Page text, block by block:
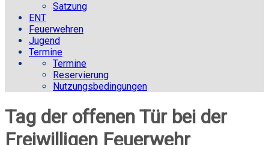
Satzung
ENT
Feuerwehren
Jugend
Termine
Termine
Reservierung
Nutzungsbedingungen
Tag der offenen Tür bei der
Freiwilligen Feuerwehr